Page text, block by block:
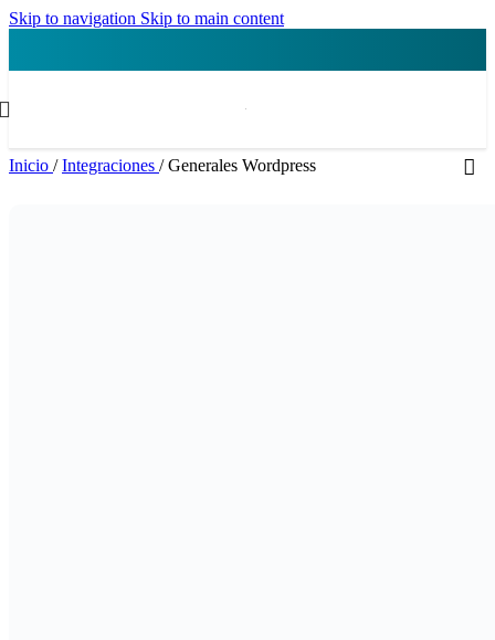
Skip to navigation Skip to main content
Inicio / Integraciones / Generales Wordpress